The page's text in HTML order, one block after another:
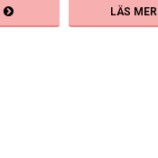
LÄS MER